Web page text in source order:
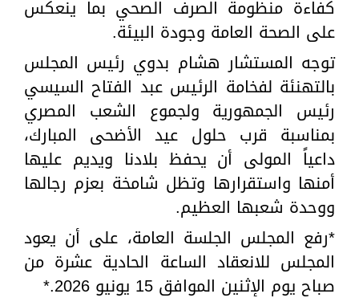
كفاءة منظومة الصرف الصحي بما ينعكس
على الصحة العامة وجودة البيئة.
توجه المستشار هشام بدوي رئيس المجلس
بالتهنئة لفخامة الرئيس عبد الفتاح السيسي
رئيس الجمهورية ولجموع الشعب المصري
بمناسبة قرب حلول عيد الأضحى المبارك،
داعياً المولى أن يحفظ بلادنا ويديم عليها
أمنها واستقرارها وتظل شامخة بعزم رجالها
ووحدة شعبها العظيم.
*رفع المجلس الجلسة العامة، على أن يعود
المجلس للانعقاد الساعة الحادية عشرة من
صباح يوم الإثنين الموافق 15 يونيو 2026.*